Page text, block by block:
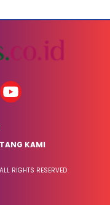
KAMI
RIGHTS RESERVED